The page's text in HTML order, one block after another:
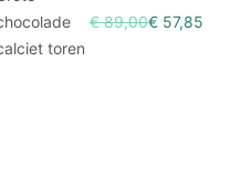
toren
€ 89,00€ 57,85